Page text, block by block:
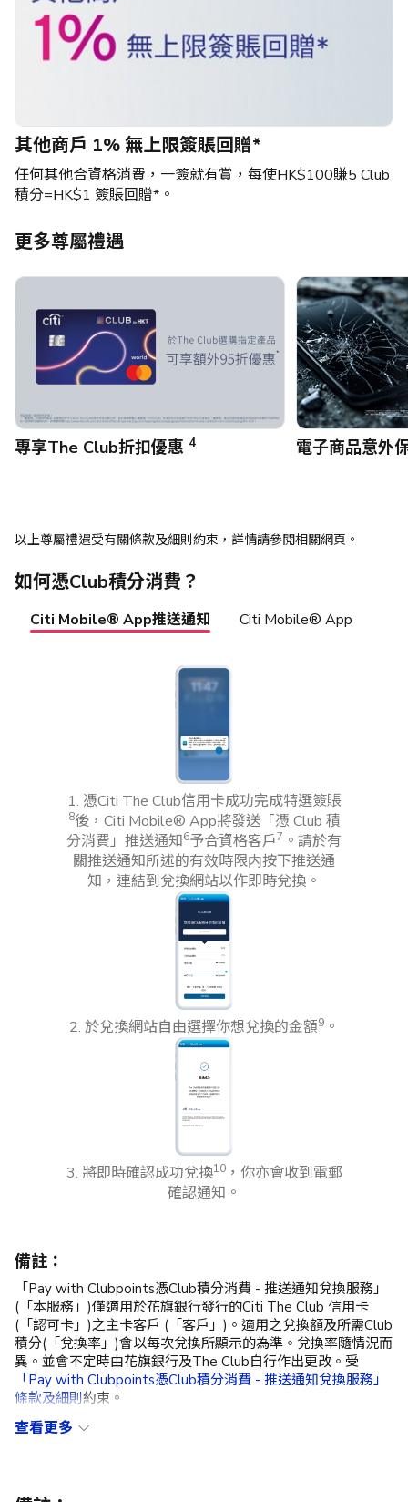
其他商戶 1% 無上限簽賬回贈*
任何其他合資格消費，一簽就有賞，每使HK$100賺5 Club
積分=HK$1 簽賬回贈*。
更多尊屬禮遇
專享The Club折扣優惠 4 電子商品意外
以上尊屬禮遇受有關條款及細則約束，詳情請參閱相關網頁。
如何憑Club積分消費？
Citi Mobile® App推送通知 Citi Mobile® App
1. 憑Citi The Club信用卡成功完成特選簽賬
8後，Citi Mobile® App將發送「憑 Club 積
分消費」推送通知6予合資格客戶7 。請於有
關推送通知所述的有效時限内按下推送通
知，連結到兌換網站以作即時兌換。
2. 於兌換網站自由選擇你想兌換的金額9 。
3. 將即時確認成功兌換10，你亦會收到電郵
確認通知。
備註：
「Pay with Clubpoints憑Club積分消費 - 推送通知兌換服務」
(「本服務」)僅適用於花旗銀行發行的Citi The Club 信用卡
(「認可卡」)之主卡客戶 (「客戶」)。適用之兌換額及所需Club
積分(「兌換率」)會以每次兌換所顯示的為準。兌換率隨情況而
異。並會不定時由花旗銀行及The Club自行作出更改。受
「Pay with Clubpoints憑Club積分消費 - 推送通知兌換服務」
條款及細則約束。
查看更多